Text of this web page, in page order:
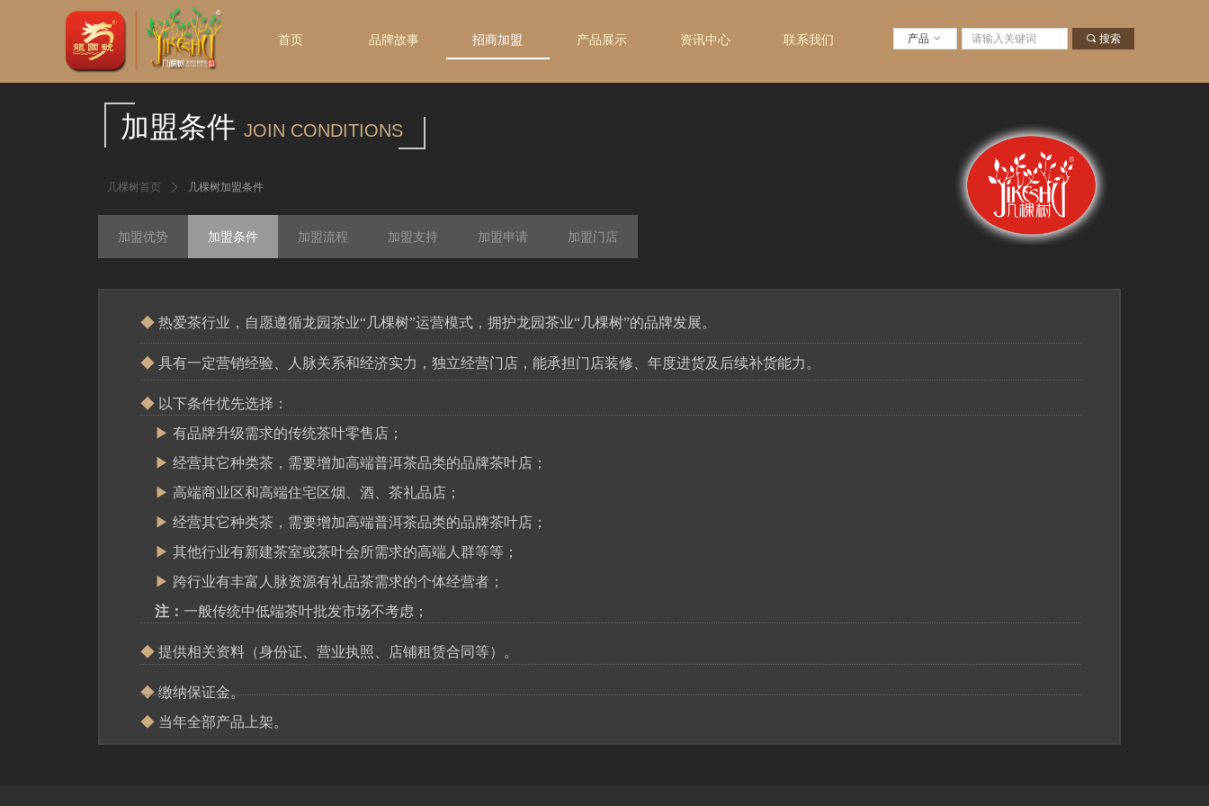
欢迎访问龙园茶业几棵树官方网站!
首页 品牌故事 招商加盟 产品展示 资讯中心 联系我们 끠 搜索
产品 ꀁ
加盟优势 加盟条件 加盟流程 加盟支持 加盟申请 加盟门店
加盟条件 JOIN CONDITIONS
◆ 热爱茶行业，自愿遵循龙园茶业“几棵树”运营模式，拥护龙园茶业“几棵树”的品牌发展。
◆ 具有一定营销经验、人脉关系和经济实力，独立经营门店，能承担门店装修、年度进货及后续补货能力。
◆ 以下条件优先选择：
▶ 有品牌升级需求的传统茶叶零售店；
▶ 经营其它种类茶，需要增加高端普洱茶品类的品牌茶叶店；
▶ 高端商业区和高端住宅区烟、酒、茶礼品店；
▶ 经营其它种类茶，需要增加高端普洱茶品类的品牌茶叶店；
▶ 其他行业有新建茶室或茶叶会所需求的高端人群等等；
▶ 跨行业有丰富人脉资源有礼品茶需求的个体经营者；
注： 一般传统中低端茶叶批发市场不考虑；
◆ 提供相关资料（身份证、营业执照、店铺租赁合同等）。
◆缴纳保证金。
◆ 当年全部产品上架。
几棵树首页 ꄲ 几棵树加盟条件